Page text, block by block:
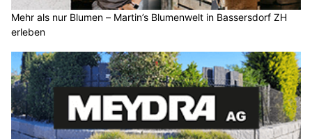
Mehr als nur Blumen – Martin’s Blumenwelt in Bassersdorf ZH
erleben